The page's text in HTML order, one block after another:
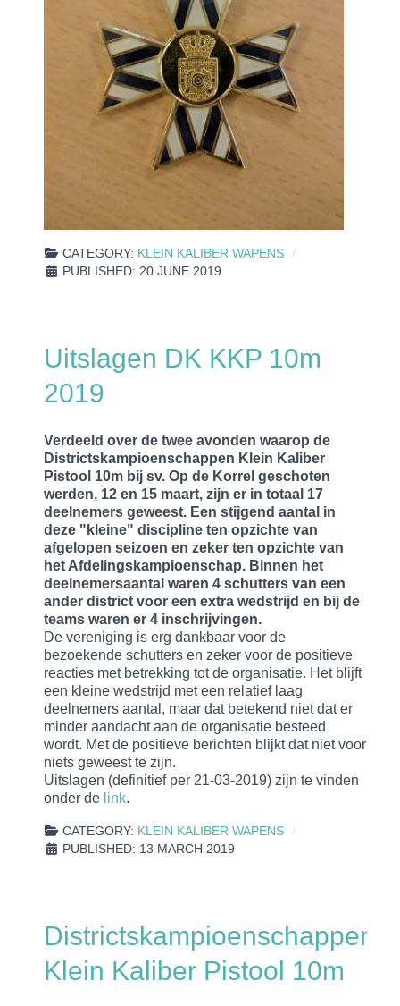
CATEGORY: KLEIN KALIBER WAPENS
PUBLISHED: 20 JUNE 2019
Uitslagen DK KKP 10m
2019
Verdeeld over de twee avonden waarop de
Districtskampioenschappen Klein Kaliber
Pistool 10m bij sv. Op de Korrel geschoten
werden, 12 en 15 maart, zijn er in totaal 17
deelnemers geweest. Een stijgend aantal in
deze "kleine" discipline ten opzichte van
afgelopen seizoen en zeker ten opzichte van
het Afdelingskampioenschap. Binnen het
deelnemersaantal waren 4 schutters van een
ander district voor een extra wedstrijd en bij de
teams waren er 4 inschrijvingen.
De vereniging is erg dankbaar voor de
bezoekende schutters en zeker voor de positieve
reacties met betrekking tot de organisatie. Het blijft
een kleine wedstrijd met een relatief laag
deelnemers aantal, maar dat betekend niet dat er
minder aandacht aan de organisatie besteed
wordt. Met de positieve berichten blijkt dat niet voor
niets geweest te zijn.
Uitslagen (definitief per 21-03-2019) zijn te vinden
onder de link.
CATEGORY: KLEIN KALIBER WAPENS
PUBLISHED: 13 MARCH 2019
Districtskampioenschappen
Klein Kaliber Pistool 10m